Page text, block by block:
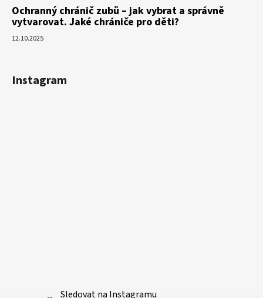
Ochranný chránič zubů – jak vybrat a správně
vytvarovat. Jaké chrániče pro děti?
12.10.2025
Instagram
Sledovat na Instagramu